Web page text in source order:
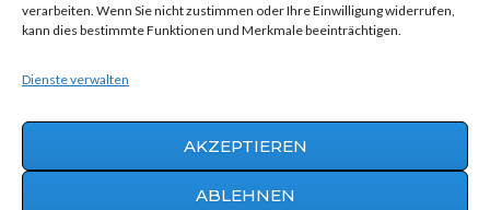
verarbeiten. Wenn Sie nicht zustimmen oder Ihre Einwilligung widerrufen,
kann dies bestimmte Funktionen und Merkmale beeinträchtigen.
Dienste verwalten
AKZEPTIEREN
ABLEHNEN
0711 - 24 83 517
Hohnerstraße 25 70469 Stuttgart
Werbeagentur AWEOS© 2015 | MKI